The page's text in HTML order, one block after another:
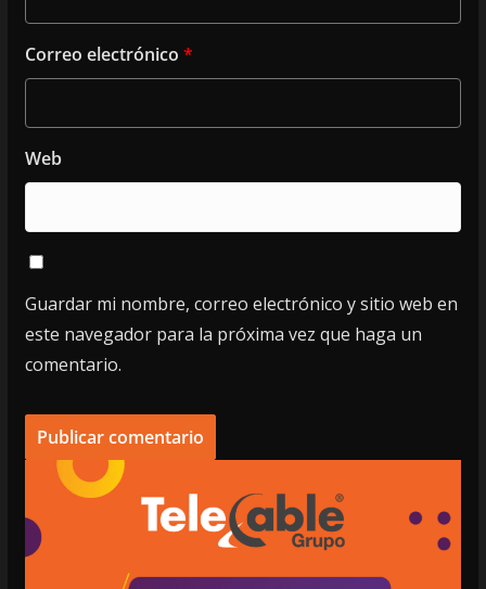
Correo electrónico *
Web
Guardar mi nombre, correo electrónico y sitio web en
este navegador para la próxima vez que haga un
comentario.